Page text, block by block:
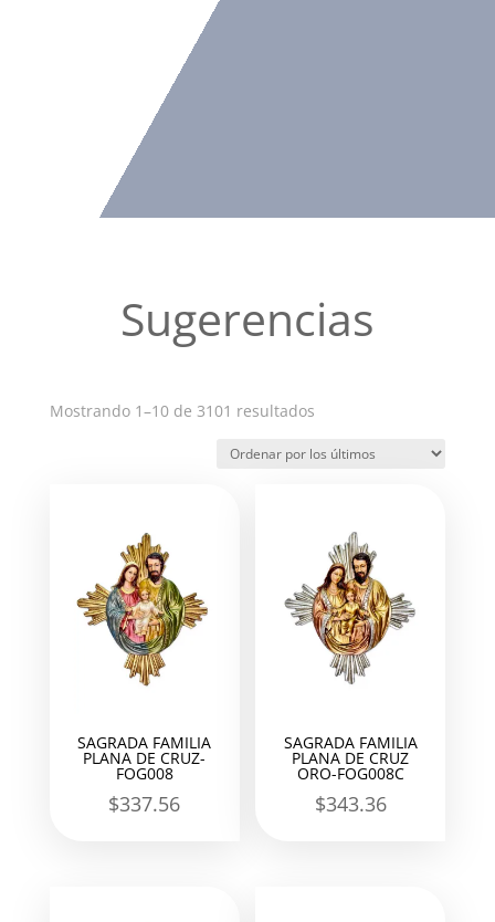
Sugerencias
Mostrando 1–10 de 3101 resultadosOrdenado
los
SAGRADA FAMILIA
PLANA DE CRUZ-
FOG008
$337.56
SAGRADA FAMILIA
PLANA DE CRUZ
ORO-FOG008C
$343.36